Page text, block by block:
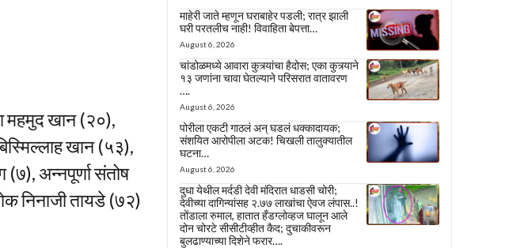
महमुद खान (२०),
खान (५३),
अन्नपूर्णा संतोष
निनाजी तायडे (७२)
माहेरी जाते म्हणून घराबाहेर पडली; रात्र झाली
घरी परतलीच नाही! विवाहिता बेपत्ता…
August 6, 2026
चांडोळमध्ये आवारा कुत्र्यांचा हैदोस; एका कुत्र्याने
१३ जणांना चावा घेतल्याने परिसरात वातावरण
….
August 6, 2026
पोरीला एकटी गाठलं अन् घडलं धक्कादायक;
संशयित आरोपीला अटक! चिखली तालुक्यातील
घटना…
August 6, 2026
दुधा येथील मर्दडी देवी मंदिरात धाडसी चोरी;
देवीच्या दागिन्यांसह २.७७ लाखांचा ऐवज लंपास..!
तोंडाला रुमाल, हातात हँडग्लोव्हज घालून आले
दोन चोरटे सीसीटीव्हीत कैद; दुचाकीवरून
बुलढाण्याच्या दिशेने फरार….